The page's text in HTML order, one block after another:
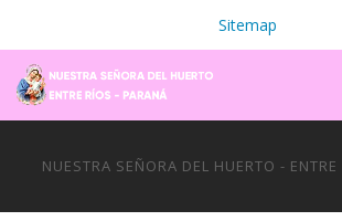
Sitemap
NUESTRA SEÑORA DEL HUERTO -